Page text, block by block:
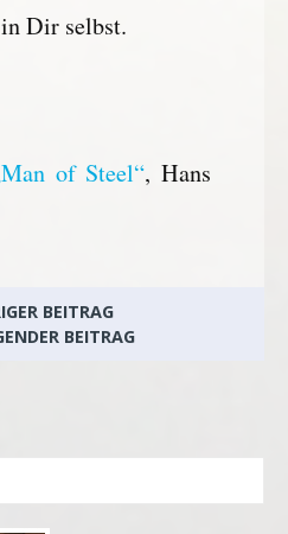
in Dir selbst.
of Steel“, Hans
BEITRAG
BEITRAG